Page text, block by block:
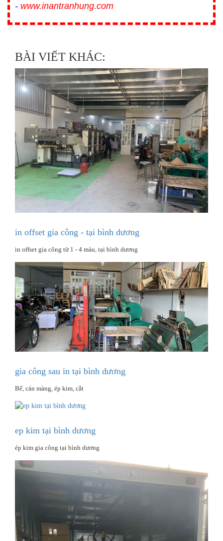
- www.inantranhung.com
BÀI VIẾT KHÁC:
in offset gia công - tại bình dương
in offset gia công từ 1 - 4 màu, tại bình dương
gia công sau in tại bình dương
Bế, cán màng, ép kim, cắt
ep kim tại bình dương
ép kim gia công tại bình dương